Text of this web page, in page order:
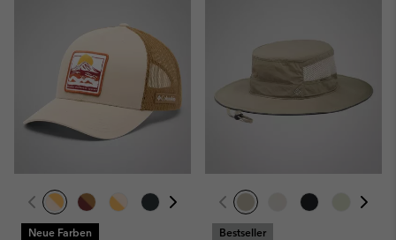
Neue Farben Bestseller